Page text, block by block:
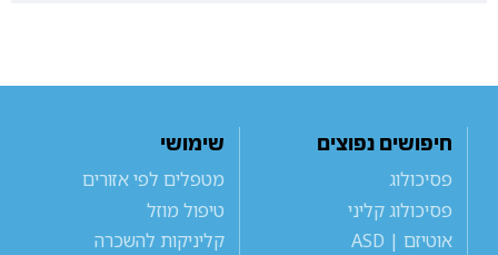
חיפושים נפוצים
פסיכולוג
פסיכולוג קליני
אוטיזם | ASD
שימושי
מטפלים לפי אזורים
טיפול מוזל
קליניקות להשכרה